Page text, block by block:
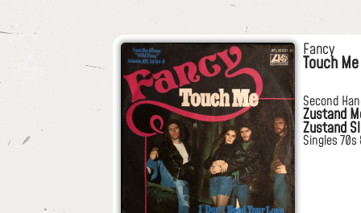
Fancy
Touch Me
Second
Zustand
Zustand
Singles